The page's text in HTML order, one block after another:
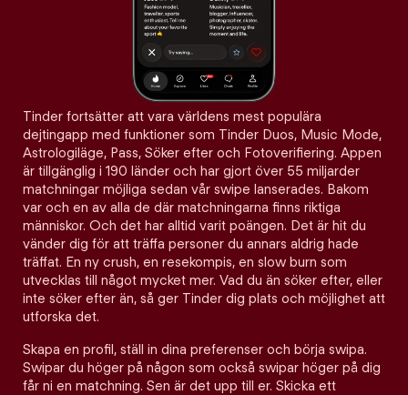
Tinder fortsätter att vara världens mest populära
dejtingapp med funktioner som Tinder Duos, Music Mode,
Astrologiläge, Pass, Söker efter och Fotoverifiering. Appen
är tillgänglig i 190 länder och har gjort över 55 miljarder
matchningar möjliga sedan vår swipe lanserades. Bakom
var och en av alla de där matchningarna finns riktiga
människor. Och det har alltid varit poängen. Det är hit du
vänder dig för att träffa personer du annars aldrig hade
träffat. En ny crush, en resekompis, en slow burn som
utvecklas till något mycket mer. Vad du än söker efter, eller
inte söker efter än, så ger Tinder dig plats och möjlighet att
utforska det.
Skapa en profil, ställ in dina preferenser och börja swipa.
Swipar du höger på någon som också swipar höger på dig
får ni en matchning. Sen är det upp till er. Skicka ett